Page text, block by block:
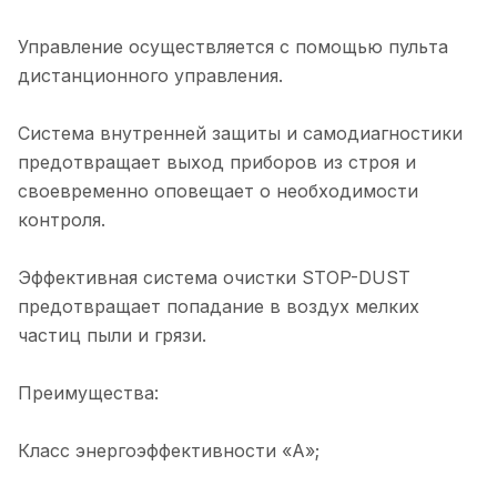
Управление осуществляется с помощью пульта
дистанционного управления.
Система внутренней защиты и самодиагностики
предотвращает выход приборов из строя и
своевременно оповещает о необходимости
контроля.
Эффективная система очистки STOP-DUST
предотвращает попадание в воздух мелких
частиц пыли и грязи.
Преимущества:
Класс энергоэффективности «А»;